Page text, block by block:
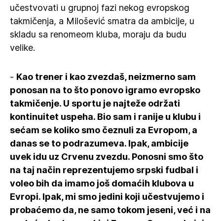
učestvovati u grupnoj fazi nekog evropskog
takmičenja, a Milošević smatra da ambicije, u
skladu sa renomeom kluba, moraju da budu
velike.
- Kao trener i kao zvezdaš, neizmerno sam
ponosan na to što ponovo igramo evropsko
takmičenje. U sportu je najteže održati
kontinuitet uspeha. Bio sam i ranije u klubu i
sećam se koliko smo čeznuli za Evropom, a
danas se to podrazumeva. Ipak, ambicije
uvek idu uz Crvenu zvezdu. Ponosni smo što
na taj način reprezentujemo srpski fudbal i
voleo bih da imamo još domaćih klubova u
Evropi. Ipak, mi smo jedini koji učestvujemo i
probaćemo da, ne samo tokom jeseni, već i na